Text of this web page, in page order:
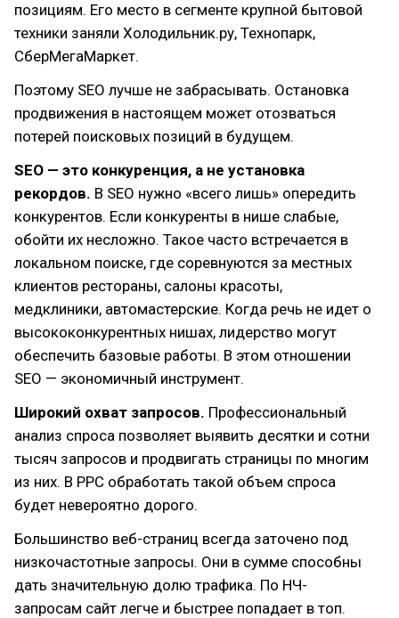
позициям. Его место в сегменте крупной бытовой
техники заняли Холодильник.ру, Технопарк,
СберМегаМаркет.
Поэтому SEO лучше не забрасывать. Остановка
продвижения в настоящем может отозваться
потерей поисковых позиций в будущем.
SEO — это конкуренция, а не установка
рекордов. В SEO нужно «всего лишь» опередить
конкурентов. Если конкуренты в нише слабые,
обойти их несложно. Такое часто встречается в
локальном поиске, где соревнуются за местных
клиентов рестораны, салоны красоты,
медклиники, автомастерские. Когда речь не идет о
высококонкурентных нишах, лидерство могут
обеспечить базовые работы. В этом отношении
SEO — экономичный инструмент.
Широкий охват запросов. Профессиональный
анализ спроса позволяет выявить десятки и сотни
тысяч запросов и продвигать страницы по многим
из них. В PPC обработать такой объем спроса
будет невероятно дорого.
Большинство веб-страниц всегда заточено под
низкочастотные запросы. Они в сумме способны
дать значительную долю трафика. По НЧ-
запросам сайт легче и быстрее попадает в топ.